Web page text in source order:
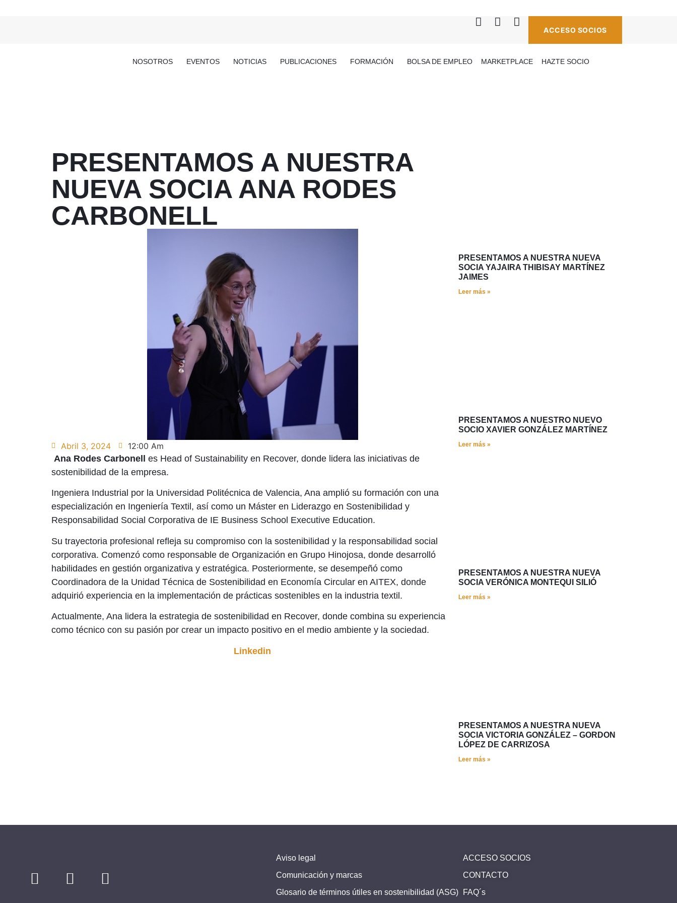
ACCESO SOCIOS
NOSOTROS EVENTOS NOTICIAS PUBLICACIONES FORMACIÓN BOLSA DE EMPLEO MARKETPLACE HAZTE SOCIO
PRESENTAMOS A NUESTRA
NUEVA SOCIA ANA RODES
CARBONELL
Abril 3, 2024
12:00 Am
Ana Rodes Carbonell
es Head of Sustainability en Recover, donde lidera las iniciativas de
sostenibilidad de la empresa.
Ingeniera Industrial por la Universidad Politécnica de Valencia, Ana amplió su formación con una
especialización en Ingeniería Textil, así como un Máster en Liderazgo en Sostenibilidad y
Responsabilidad Social Corporativa de IE Business School Executive Education.
Su trayectoria profesional refleja su compromiso con la sostenibilidad y la responsabilidad social
corporativa. Comenzó como responsable de Organización en Grupo Hinojosa, donde desarrolló
habilidades en gestión organizativa y estratégica. Posteriormente, se desempeñó como
Coordinadora de la Unidad Técnica de Sostenibilidad en Economía Circular en AITEX, donde
adquirió experiencia en la implementación de prácticas sostenibles en la industria textil.
Actualmente, Ana lidera la estrategia de sostenibilidad en Recover, donde combina su experiencia
como técnico con su pasión por crear un impacto positivo en el medio ambiente y la sociedad.
Linkedin
PRESENTAMOS A NUESTRA NUEVA
SOCIA YAJAIRA THIBISAY MARTÍNEZ
JAIMES
Leer más »
PRESENTAMOS A NUESTRO NUEVO
SOCIO XAVIER GONZÁLEZ MARTÍNEZ
Leer más »
PRESENTAMOS A NUESTRA NUEVA
SOCIA VERÓNICA MONTEQUI SILIÓ
Leer más »
PRESENTAMOS A NUESTRA NUEVA
SOCIA VICTORIA GONZÁLEZ – GORDON
LÓPEZ DE CARRIZOSA
Leer más »
Aviso legal
Comunicación y marcas
Glosario de términos útiles en sostenibilidad (ASG)
ACCESO SOCIOS
CONTACTO
FAQ´s